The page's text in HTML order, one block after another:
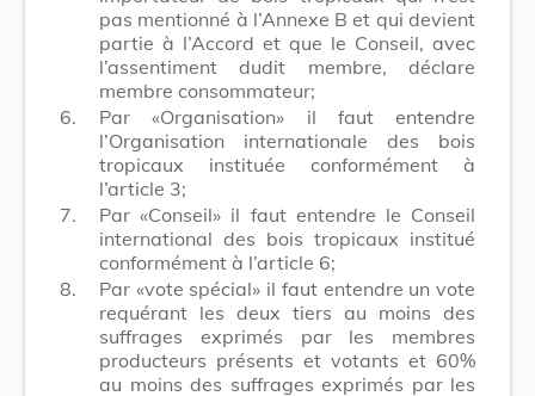
pas mentionné à l’Annexe B et qui devient
partie à l’Accord et que le Conseil, avec
l’assentiment dudit membre, déclare
membre consommateur;
6.
Par «Organisation» il faut entendre
l’Organisation internationale des bois
tropicaux instituée conformément à
l’article 3;
7.
Par «Conseil» il faut entendre le Conseil
international des bois tropicaux institué
conformément à l’article 6;
8.
Par «vote spécial» il faut entendre un vote
requérant les deux tiers au moins des
suffrages exprimés par les membres
producteurs présents et votants et 60%
au moins des suffrages exprimés par les